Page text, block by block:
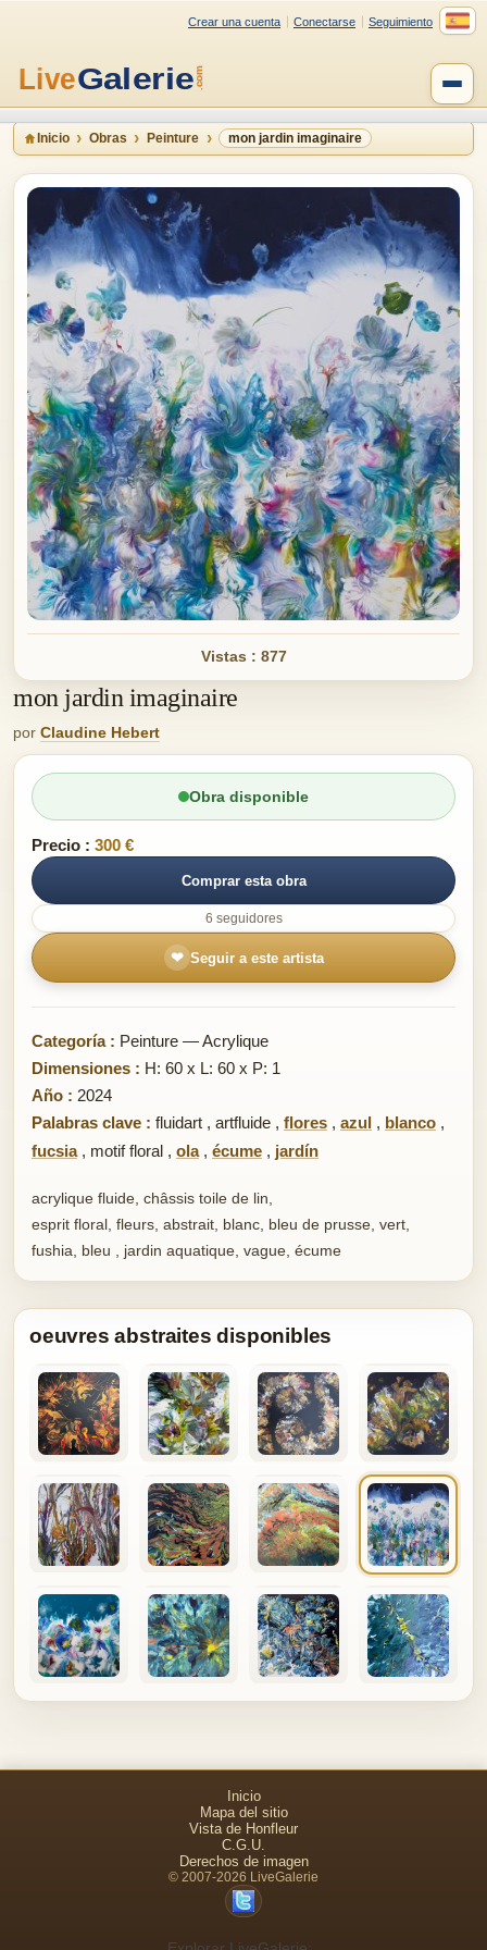
Crear una cuenta Conectarse Seguimiento
Inicio Obras Peinture mon jardin imaginaire
Vistas : 877
mon jardin imaginaire
por Claudine Hebert
Obra disponible
Precio : 300 €
Comprar esta obra
6 seguidores
❤ Seguir a este artista
Categoría : Peinture — Acrylique
Dimensiones : H: 60 x L: 60 x P: 1
Año : 2024
Palabras clave : fluidart , artfluide , flores , azul , blanco ,
fucsia, motif floral , ola, écume , jardín
acrylique fluide, châssis toile de lin,
esprit floral, fleurs, abstrait, blanc, bleu de prusse, vert,
fushia, bleu , jardin aquatique, vague, écume
oeuvres abstraites disponibles
Inicio
Mapa del sitio
Vista de Honfleur
C.G.U.
Derechos de imagen
© 2007-2026 LiveGalerie